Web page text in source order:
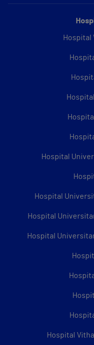
Hospital
Hospital
Hospital
Hospital
Hospital
Hospital